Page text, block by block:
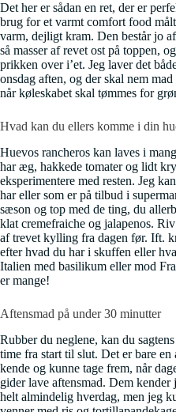
Det her er sådan en ret, der er
brug for et varmt comfort food
varm, dejligt kram. Den består jo
så masser af revet ost på toppen,
prikken over i’et. Jeg laver det
onsdag aften, og der skal nem
når køleskabet skal tømmes for
Hvad kan du ellers komme i din
Huevos rancheros kan laves i
har æg, hakkede tomater og lidt
eksperimentere med resten. Jeg
har eller som er på tilbud i
sæson og top med de ting, du
klat cremefraiche og jalapenos.
af trevet kylling fra dagen før. Ift.
efter hvad du har i skuffen eller
Italien med basilikum eller mod
er mange!
Aftensmad på under 30 minutter
Rubber du neglene, kan du
time fra start til slut. Det er bare
kende og kunne tage frem, når
gider lave aftensmad. Dem kender
helt almindelig hverdag, men jeg